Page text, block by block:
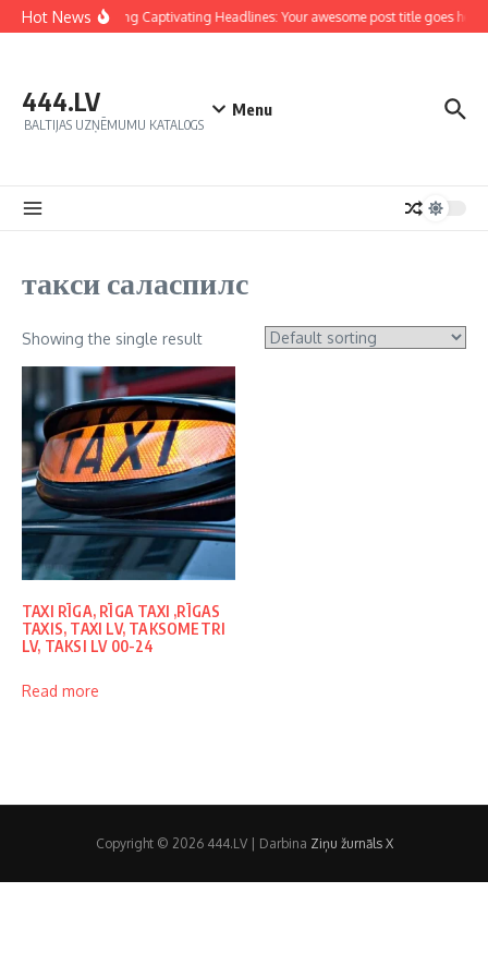
Hot NewsCrafting Captivating Headlines: Your awesome post title goes here
444.LV
BALTIJAS UZŅĒMUMU KATALOGS
Menu
такси саласпилс
Showing the single result
TAXI RĪGA, RĪGA TAXI ,RĪGAS
TAXIS, TAXI LV, TAKSOMETRI
LV, TAKSI LV 00-24
Read more
Copyright © 2026 444.LV | Darbina Ziņu žurnāls X